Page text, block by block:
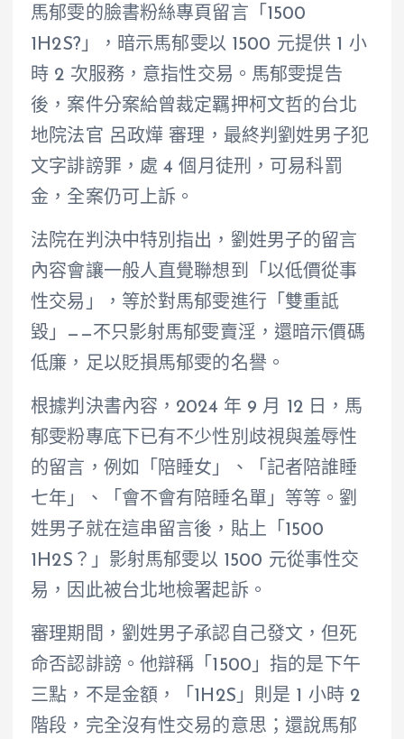
馬郁雯的臉書粉絲專頁留言「1500
1H2S?」，暗示馬郁雯以 1500 元提供 1 小
時 2 次服務，意指性交易。馬郁雯提告
後，案件分案給曾裁定羈押柯文哲的台北
地院法官 呂政燁 審理，最終判劉姓男子犯
文字誹謗罪，處 4 個月徒刑，可易科罰
金，全案仍可上訴。
法院在判決中特別指出，劉姓男子的留言
內容會讓一般人直覺聯想到「以低價從事
性交易」，等於對馬郁雯進行「雙重詆
毀」——不只影射馬郁雯賣淫，還暗示價碼
低廉，足以貶損馬郁雯的名譽。
根據判決書內容，2024 年 9 月 12 日，馬
郁雯粉專底下已有不少性別歧視與羞辱性
的留言，例如「陪睡女」、「記者陪誰睡
七年」、「會不會有陪睡名單」等等。劉
姓男子就在這串留言後，貼上「1500
1H2S？」影射馬郁雯以 1500 元從事性交
易，因此被台北地檢署起訴。
審理期間，劉姓男子承認自己發文，但死
命否認誹謗。他辯稱「1500」指的是下午
三點，不是金額，「1H2S」則是 1 小時 2
階段，完全沒有性交易的意思；還說馬郁